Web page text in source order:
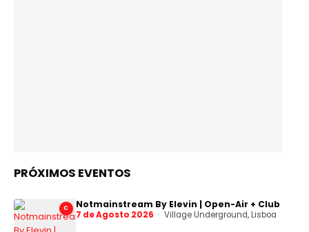
PRÓXIMOS EVENTOS
C Notmainstream By Elevin | Open-Air + Club
7 de Agosto 2026 Village Underground, Lisboa